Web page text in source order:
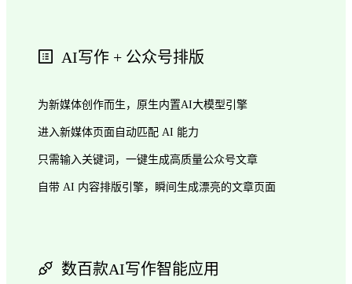
AI写作 + 公众号排版
为新媒体创作而生，原生内置AI大模型引擎
进入新媒体页面自动匹配 AI 能力
只需输入关键词，一键生成高质量公众号文章
自带 AI 内容排版引擎，瞬间生成漂亮的文章页面
数百款AI写作智能应用